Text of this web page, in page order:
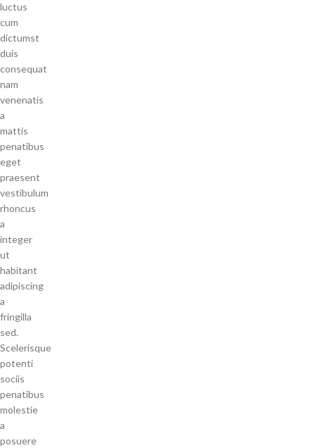
luctus
cum
dictumst
duis
consequat
nam
venenatis
a
mattis
penatibus
eget
praesent
vestibulum
rhoncus
a
integer
ut
habitant
adipiscing
a
fringilla
sed.
Scelerisque
potenti
sociis
penatibus
molestie
a
posuere